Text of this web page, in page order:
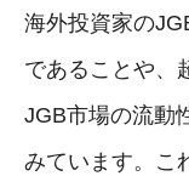
海外投資家の
であることや、
JGB市場の流動
みています。こ